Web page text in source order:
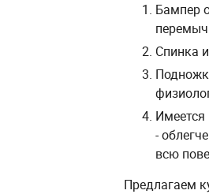
Бампер
Спинка
-
всю
Предлагаем